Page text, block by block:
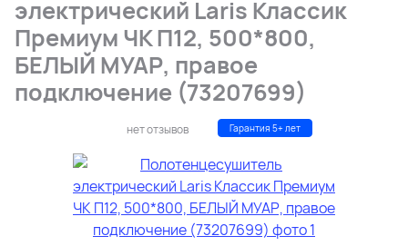
электрический Laris Классик
Премиум ЧК П12, 500*800,
БЕЛЫЙ МУАР, правое
подключение (73207699)
нет отзывов Гарантия 5+ лет